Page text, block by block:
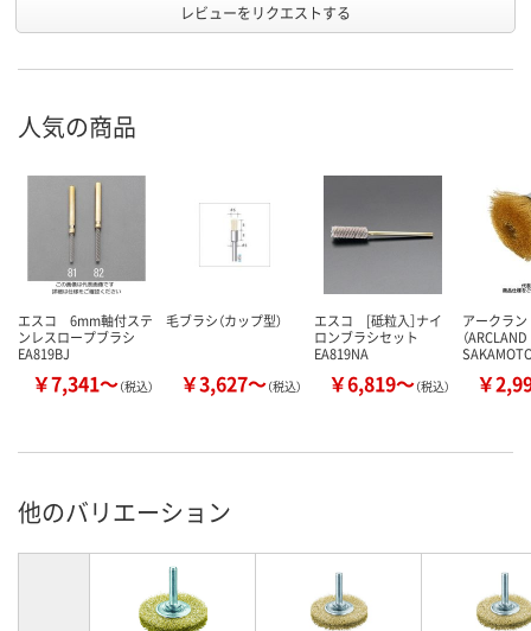
レビューをリクエストする
人気の商品
エスコ 6mm軸付ステ
ンレスロープブラシ
EA819BJ
￥7,341～（税込）
毛ブラシ（カップ型）
￥3,627～（税込）
エスコ [砥粒入］ナイ
ロンブラシセット
EA819NA
￥6,819～（税込）
アークラ
（ARCLAND
￥
他のバリエーション